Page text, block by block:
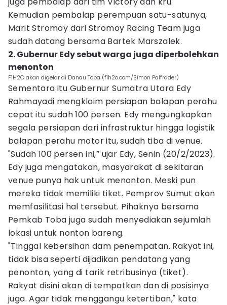
Kemudian pembalap perempuan satu-satunya,
Marit Stromoy dari Stromoy Racing Team juga
sudah datang bersama Bartek Marszalek.
2. Gubernur Edy sebut warga juga diperbolehkan
menonton
F1H2O akan digelar di Danau Toba (f1h2o.com/Simon Palfrader)
Sementara itu Gubernur Sumatra Utara Edy
Rahmayadi mengklaim persiapan balapan perahu
cepat itu sudah 100 persen. Edy mengungkapkan
segala persiapan dari infrastruktur hingga logistik
balapan perahu motor itu, sudah tiba di venue.
"Sudah 100 persen ini,” ujar Edy, Senin (20/2/2023).
Edy juga mengatakan, masyarakat di sekitaran
venue punya hak untuk menonton. Meski pun
mereka tidak memiliki tiket. Pemprov Sumut akan
memfasilitasi hal tersebut. Pihaknya bersama
Pemkab Toba juga sudah menyediakan sejumlah
lokasi untuk nonton bareng.
"Tinggal kebersihan dam penempatan. Rakyat ini,
tidak bisa seperti dijadikan pendatang yang
penonton, yang di tarik retribusinya (tiket).
Rakyat disini akan di tempatkan dan di posisinya
juga. Agar tidak menggangu ketertiban," kata